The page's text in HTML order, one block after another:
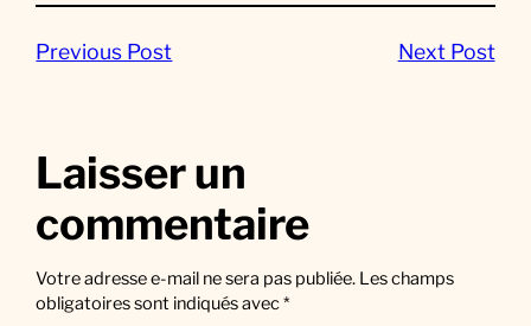
Previous Post Next Post
Laisser un
commentaire
Votre adresse e-mail ne sera pas publiée. Les champs
obligatoires sont indiqués avec*